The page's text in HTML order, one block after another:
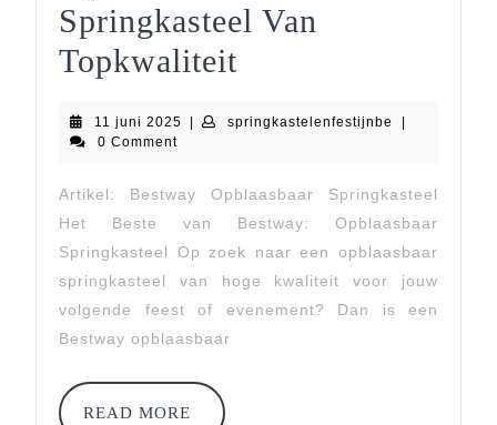
Springkasteel Van
Topkwaliteit
Van
Bestway:
Opblaasbaar
Springkasteel
Van
11 juni 2025 11| springkastelenfestijnbe
|
0 Comment
Artikel: Bestway Opblaasbaar Springkasteel
Het Beste van Bestway: Opblaasbaar
Springkasteel Op zoek naar een opblaasbaar
springkasteel van hoge kwaliteit voor jouw
volgende feest of evenement? Dan is een
Bestway opblaasbaar
READ MORE
READ